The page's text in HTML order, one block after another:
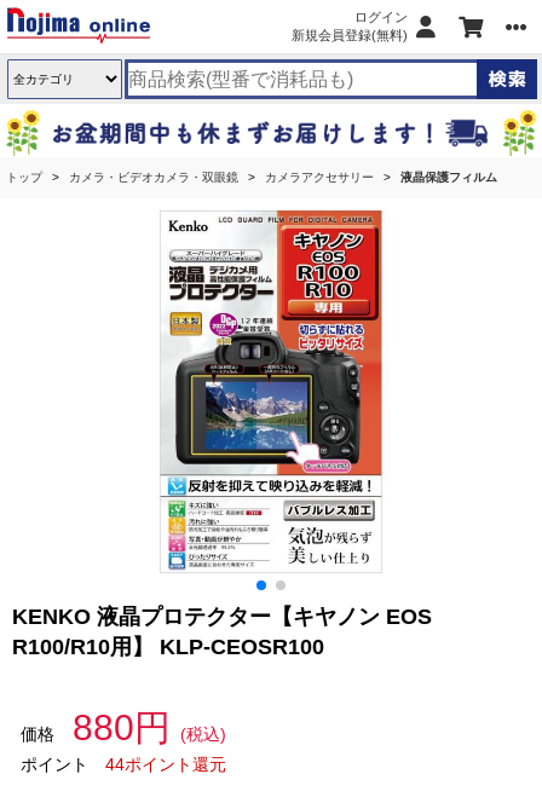
ログイン
新規会員登録(無料)
トップ カメラ・ビデオカメラ・双眼鏡 カメラアクセサリー 液晶保護フィルム
KENKO 液晶プロテクター【キヤノン EOS
R100/R10用】 KLP-CEOSR100
価格 880円
(税込)
ポイント
44ポイント還元